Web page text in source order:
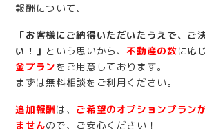
報酬について、
「お客様にご納得いただいたうえで、ご
い！」 という思いから、不動産の数に応
金プランをご用意しております。
まずは無料相談をご利用ください。
追加報酬は、 ご希望のオプションプラン
ませんので、ご安心ください！